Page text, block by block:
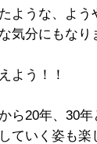
ような、よう
気分にもなり
よう！！
ら20年、30
ていく姿も楽